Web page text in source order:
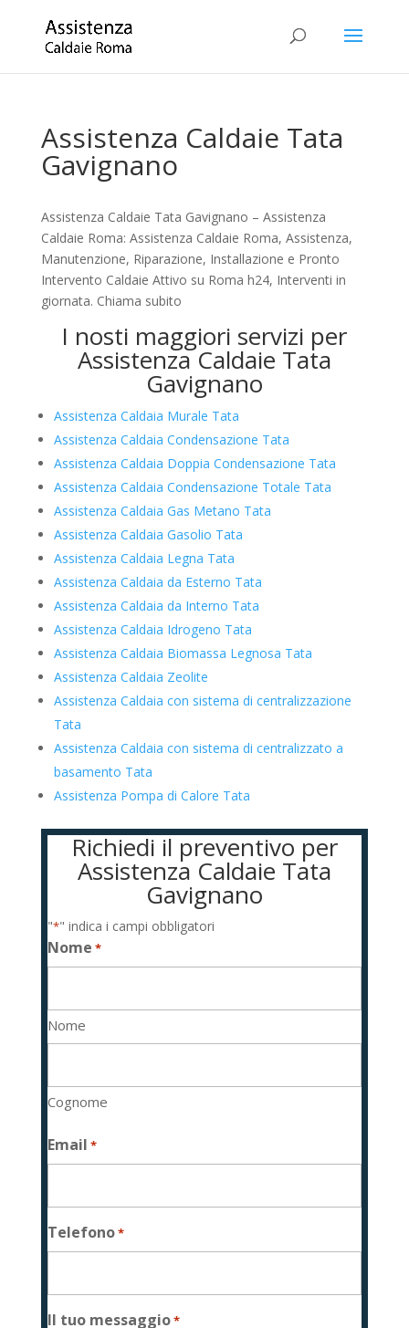
Assistenza Caldaie Tata
Gavignano
Assistenza Caldaie Tata Gavignano – Assistenza
Caldaie Roma: Assistenza Caldaie Roma, Assistenza,
Manutenzione, Riparazione, Installazione e Pronto
Intervento Caldaie Attivo su Roma h24, Interventi in
giornata. Chiama subito
I nosti maggiori servizi per
Assistenza Caldaie Tata
Gavignano
Assistenza Caldaia Murale Tata
Assistenza Caldaia Condensazione Tata
Assistenza Caldaia Doppia Condensazione Tata
Assistenza Caldaia Condensazione Totale Tata
Assistenza Caldaia Gas Metano Tata
Assistenza Caldaia Gasolio Tata
Assistenza Caldaia Legna Tata
Assistenza Caldaia da Esterno Tata
Assistenza Caldaia da Interno Tata
Assistenza Caldaia Idrogeno Tata
Assistenza Caldaia Biomassa Legnosa Tata
Assistenza Caldaia Zeolite
Assistenza Caldaia con sistema di centralizzazione
Tata
Assistenza Caldaia con sistema di centralizzato a
basamento Tata
Assistenza Pompa di Calore Tata
Richiedi il preventivo per
Assistenza Caldaie Tata
Gavignano
"*" indica i campi obbligatori
Nome *
Nome
Cognome
Email *
Telefono*
Il tuo messaggio*